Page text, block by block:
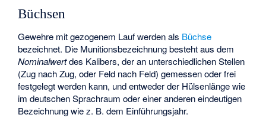
Büchsen
Gewehre mit gezogenem Lauf werden als Büchse
bezeichnet. Die Munitionsbezeichnung besteht aus dem
Nominalwertdes Kalibers, der an unterschiedlichen Stellen
(Zug nach Zug, oder Feld nach Feld) gemessen oder frei
festgelegt werden kann, und entweder der Hülsenlänge wie
im deutschen Sprachraum oder einer anderen eindeutigen
Bezeichnung wie z. B. dem Einführungsjahr.